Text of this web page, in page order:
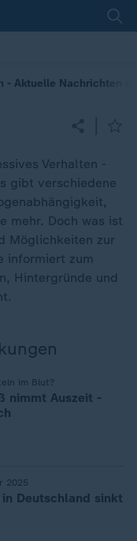
- Aktuelle Nachrichten
Verhalten -
gibt verschiedene
mehr. Doch was ist
Möglichkeiten zur
informiert zum
Hintergründe und
im Blut?
nimmt Auszeit -
2025
Deutschland sinkt